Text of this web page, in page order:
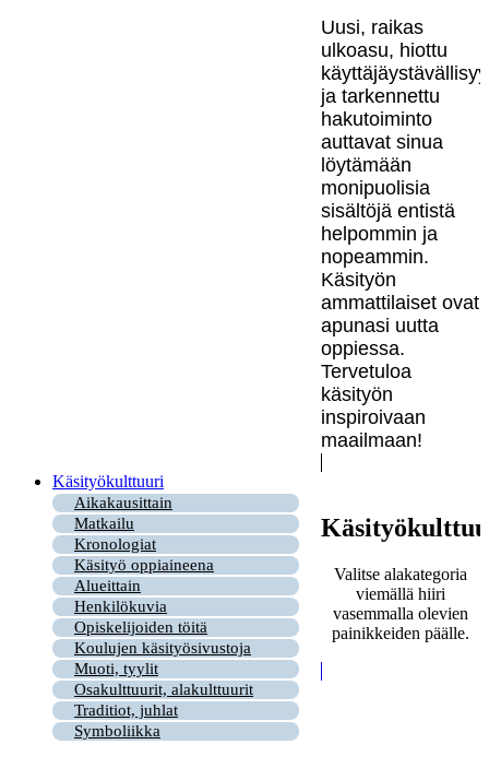
Uusi, raikas
ulkoasu, hiottu
ja tarkennettu
hakutoiminto
auttavat sinua
löytämään
monipuolisia
sisältöjä entistä
helpommin ja
nopeammin.
Käsityön
ammattilaiset ovat
apunasi uutta
oppiessa.
Tervetuloa
käsityön
inspiroivaan
maailmaan!
Käsityökulttuuri
Aikakausittain
Matkailu
Kronologiat
Käsityö oppiaineena
Alueittain
Henkilökuvia
Opiskelijoiden töitä
Koulujen käsityösivustoja
Muoti, tyylit
Osakulttuurit, alakulttuurit
Traditiot, juhlat
Symboliikka
Valitse alakategoria
viemällä hiiri
vasemmalla olevien
painikkeiden päälle.